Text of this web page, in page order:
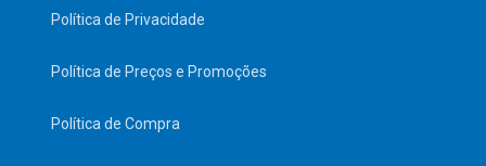
Política de Privacidade
Política de Preços e Promoções
Política de Compra